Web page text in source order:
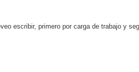
escribir, primero por carga de trabajo y